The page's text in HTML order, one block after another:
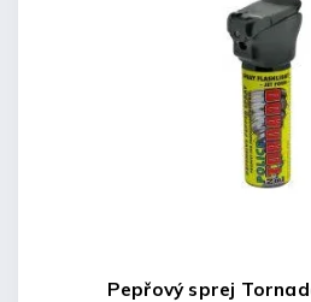
Pepřový sprej